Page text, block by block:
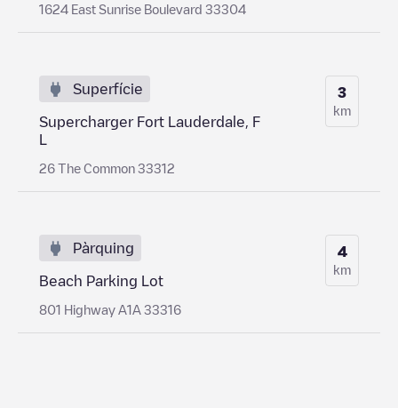
1624 East Sunrise Boulevard 33304
Superfície
Supercharger Fort Lauderdale, F
26 The Common 33312
3
km
Pàrquing
Beach Parking Lot
801 Highway A1A 33316
4
km